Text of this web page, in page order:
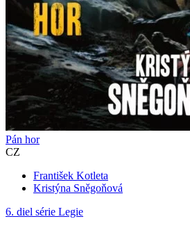
Pán hor
CZ
František Kotleta
Kristýna Sněgoňová
6. diel série Legie